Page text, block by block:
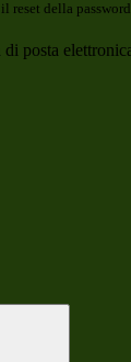
reset della
posta